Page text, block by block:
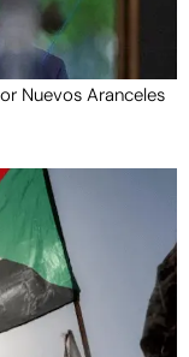
Nuevos Aranceles